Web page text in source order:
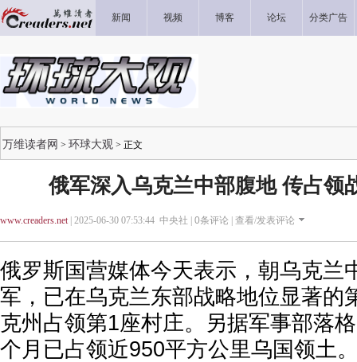
新闻 视频 博客 论坛 分类广告
万维读者网 > 环球大观 > 正文
俄军深入乌克兰中部腹地 传占领
www.creaders.net| 2025-06-30 07:53:44 中央社 | 0条评论 | 查看/发表评论
俄罗斯国营媒体今天表示，朝乌克兰
军，已在乌克兰东部战略地位显著的
克州占领第1座村庄。另据军事部落
个月已占领近950平方公里乌国领土